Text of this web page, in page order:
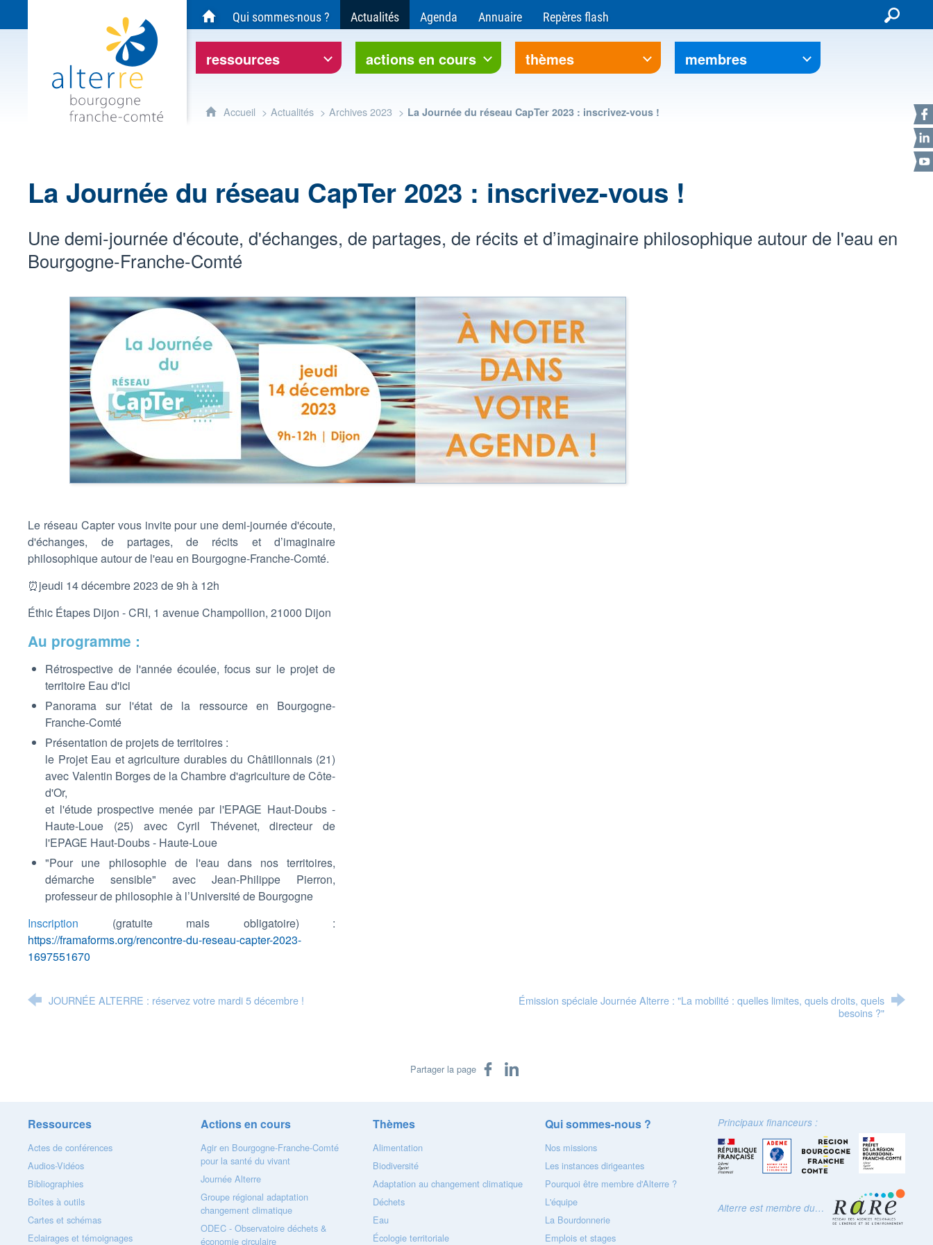
Alterre Bourgogne Franche-Comté - Agence pour l'environnement et le développement soutenable
Accueil du site Alterre Bourgogne-Franche-Comté
ressources actions en cours thèmes membres
Qui sommes-nous ? Actualités Agenda Annuaire Repères flash
Accueil Actualités Archives 2023 La Journée du réseau CapTer 2023 : inscrivez-vous !
La Journée du réseau CapTer 2023 : inscrivez-vous !
Une demi-journée d'écoute, d'échanges, de partages, de récits et d’imaginaire philosophique autour de l'eau en
Bourgogne-Franche-Comté
Le réseau Capter vous invite pour une demi-journée d'écoute,
d'échanges, de partages, de récits et d’imaginaire
philosophique autour de l'eau en Bourgogne-Franche-Comté.
⏰jeudi 14 décembre 2023 de 9h à 12h
Éthic Étapes Dijon - CRI, 1 avenue Champollion, 21000 Dijon
Au programme :
Rétrospective de l'année écoulée, focus sur le projet de
territoire Eau d'ici
Panorama sur l'état de la ressource en Bourgogne-
Franche-Comté
Présentation de projets de territoires :
le Projet Eau et agriculture durables du Châtillonnais (21)
avec Valentin Borges de la Chambre d'agriculture de Côte-
d'Or,
et l'étude prospective menée par l'EPAGE Haut-Doubs -
Haute-Loue (25) avec Cyril Thévenet, directeur de
l'EPAGE Haut-Doubs - Haute-Loue
"Pour une philosophie de l'eau dans nos territoires,
démarche sensible" avec Jean-Philippe Pierron,
professeur de philosophie à l’Université de Bourgogne
Inscription (gratuite mais obligatoire) :
https://framaforms.org/rencontre-du-reseau-capter-2023-
1697551670
JOURNÉE ALTERRE : réservez votre mardi 5 décembre !
Émission spéciale Journée Alterre : "La mobilité : quelles limites, quels droits, quels
besoins ?"
Partager la page Partager sur Facebook
Partager sur LinkedIn
Ressources
Actes de conférences
Audios-Vidéos
Bibliographies
Boîtes à outils
Cartes et schémas
Eclairages et témoignages
Actions en cours
Agir en Bourgogne-Franche-Comté
pour la santé du vivant
Journée Alterre
Groupe régional adaptation
changement climatique
ODEC - Observatoire déchets &
économie circulaire
Thèmes
Alimentation
Biodiversité
Adaptation au changement climatique
Déchets
Eau
Écologie territoriale
Qui sommes-nous ?
Nos missions
Les instances dirigeantes
Pourquoi être membre d'Alterre ?
L'équipe
La Bourdonnerie
Emplois et stages
Principaux financeurs :
Alterre est membre du…